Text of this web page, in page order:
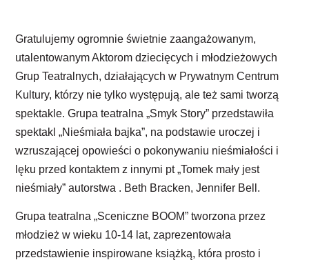
Gratulujemy ogromnie świetnie zaangażowanym,
utalentowanym Aktorom dziecięcych i młodzieżowych
Grup Teatralnych, działających w Prywatnym Centrum
Kultury, którzy nie tylko występują, ale też sami tworzą
spektakle. Grupa teatralna „Smyk Story” przedstawiła
spektakl „Nieśmiała bajka”, na podstawie uroczej i
wzruszającej opowieści o pokonywaniu nieśmiałości i
lęku przed kontaktem z innymi pt „Tomek mały jest
nieśmiały” autorstwa . Beth Bracken, Jennifer Bell.
Grupa teatralna „Sceniczne BOOM” tworzona przez
młodzież w wieku 10-14 lat, zaprezentowała
przedstawienie inspirowane książką, która prosto i